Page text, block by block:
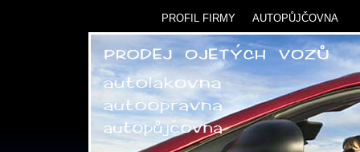
PROFIL FIRMY AUTOPŮJČOVNA